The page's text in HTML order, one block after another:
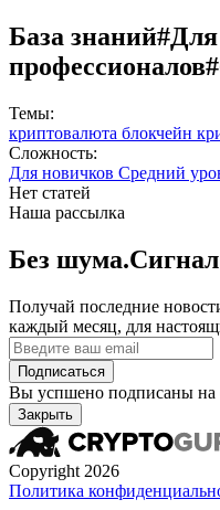
База знаний#Для
профессионалов
Темы:
криптовалюта блокчейн
Сложность:
Для новичков Средний
Нет статей
Наша рассылка
Без шума.Сигнал
Получай последние
каждый месяц, для
Подписаться
Вы успшено подписаны на
Закрыть
Copyright 2026
Политика